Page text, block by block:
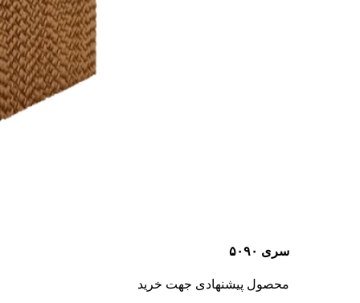
سری ۵۰۹۰
محصول پیشنهادی جهت خرید